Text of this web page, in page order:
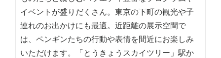
イベントが盛りだくさん。東京の下町の観光や子
連れのお出かけにも最適。近距離の展示空間で
は、ペンギンたちの行動や表情を間近にお楽しみ
いただけます。「とうきょうスカイツリー」駅か